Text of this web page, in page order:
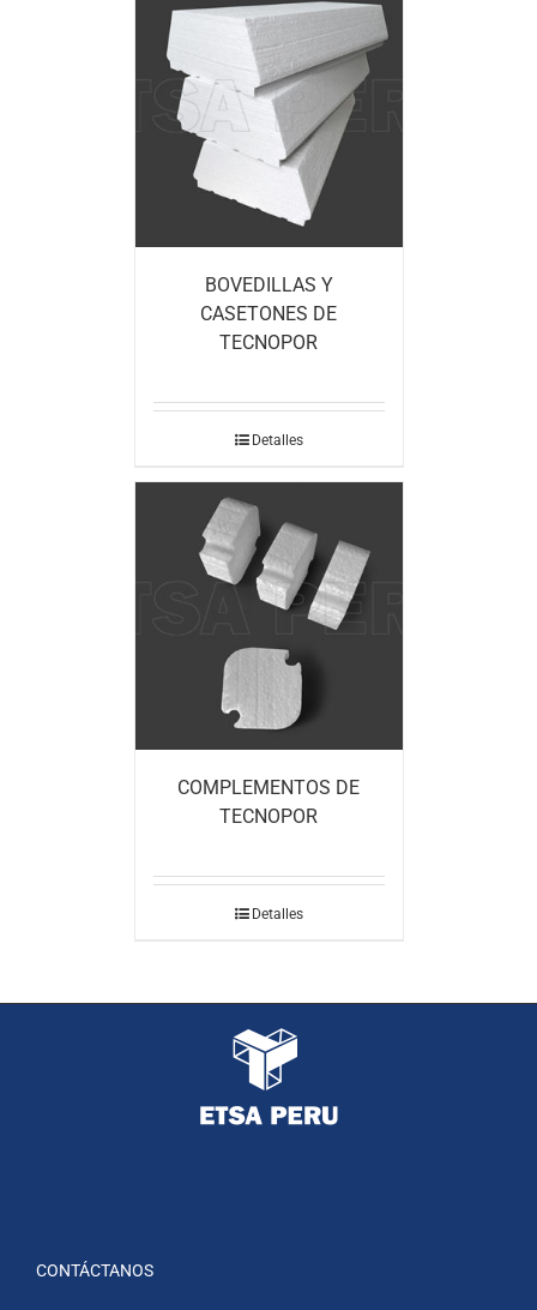
BOVEDILLAS Y
CASETONES DE
TECNOPOR
Detalles
COMPLEMENTOS DE
TECNOPOR
Detalles
CONTÁCTANOS